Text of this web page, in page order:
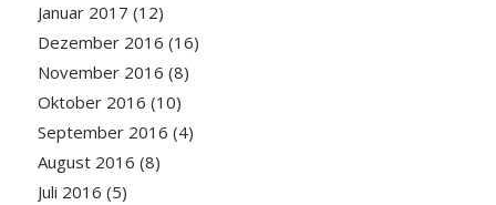
Januar 2017 (12)
Dezember 2016 (16)
November 2016 (8)
Oktober 2016 (10)
September 2016 (4)
August 2016 (8)
Juli 2016 (5)